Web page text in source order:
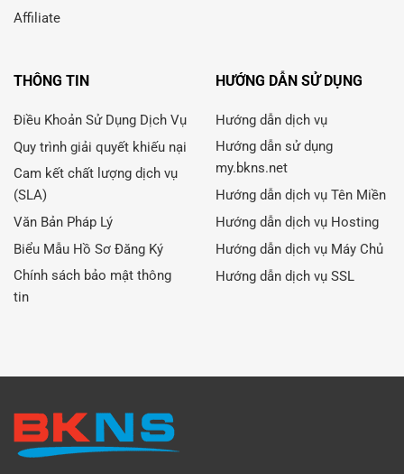
Affiliate
THÔNG TIN
Điều Khoản Sử Dụng Dịch Vụ
Quy trình giải quyết khiếu nại
Cam kết chất lượng dịch vụ
(SLA)
Văn Bản Pháp Lý
Biểu Mẫu Hồ Sơ Đăng Ký
Chính sách bảo mật thông
tin
HƯỚNG DẪN SỬ DỤNG
Hướng dẫn dịch vụ
Hướng dẫn sử dụng
my.bkns.net
Hướng dẫn dịch vụ Tên Miền
Hướng dẫn dịch vụ Hosting
Hướng dẫn dịch vụ Máy Chủ
Hướng dẫn dịch vụ SSL